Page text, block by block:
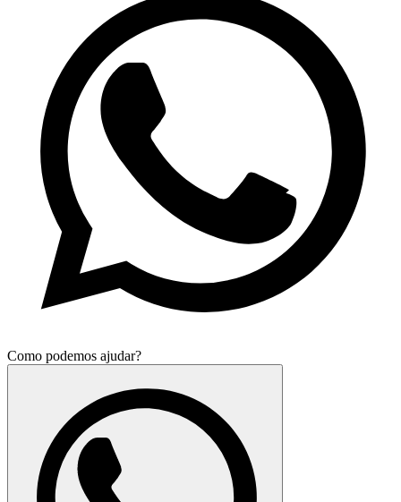
Como podemos ajudar?